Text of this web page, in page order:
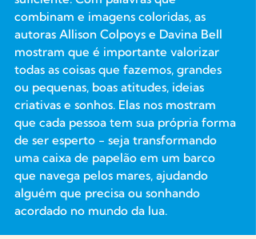
combinam e imagens coloridas, as
autoras Allison Colpoys e Davina Bell
mostram que é importante valorizar
todas as coisas que fazemos, grandes
ou pequenas, boas atitudes, ideias
criativas e sonhos. Elas nos mostram
que cada pessoa tem sua própria forma
de ser esperto - seja transformando
uma caixa de papelão em um barco
que navega pelos mares, ajudando
alguém que precisa ou sonhando
acordado no mundo da lua.